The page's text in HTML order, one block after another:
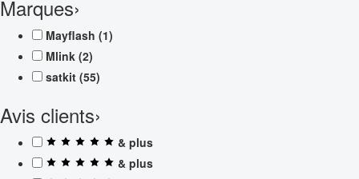
Marques›
Mayflash (1)
Mlink (2)
satkit (55)
Avis clients›
& plus
& plus